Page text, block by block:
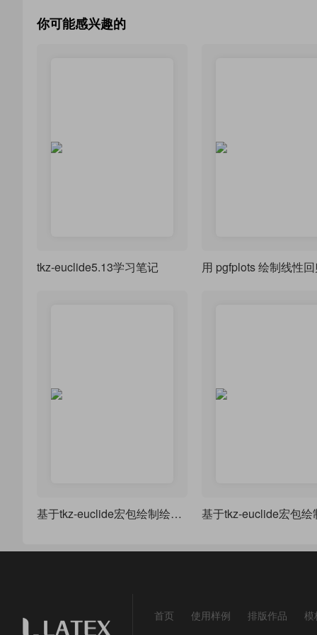
你可能感兴趣的
tkz-euclide5.13学习笔记 用 pgfplots 绘制线性
基于tkz-euclide宏包绘制绘制求解线段长度平面几何图方法二
首页 使用样例 排版作品